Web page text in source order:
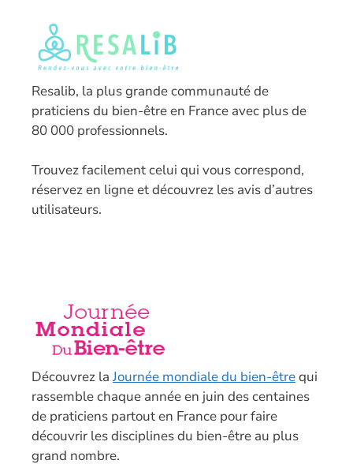
Resalib, la plus grande communauté de
praticiens du bien-être en France avec plus de
80 000 professionnels.
Trouvez facilement celui qui vous correspond,
réservez en ligne et découvrez les avis d’autres
utilisateurs.
Découvrez laJournée mondiale du bien-êtrequi
rassemble chaque année en juin des centaines
de praticiens partout en France pour faire
découvrir les disciplines du bien-être au plus
grand nombre.